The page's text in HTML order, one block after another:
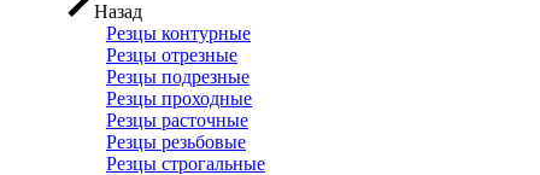
Назад
Резцы контурные
Резцы отрезные
Резцы подрезные
Резцы проходные
Резцы расточные
Резцы резьбовые
Резцы строгальные